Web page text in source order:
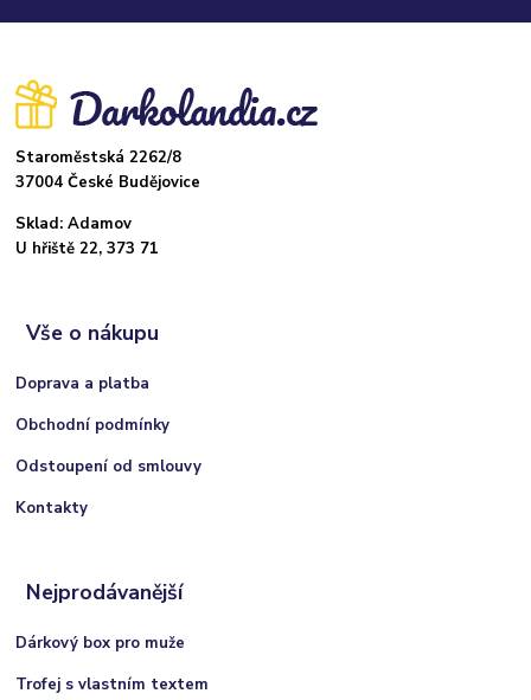
Staroměstská 2262/8
37004 České Budějovice
Sklad: Adamov
U hřiště 22, 373 71
Vše o nákupu
Doprava a platba
Obchodní podmínky
Odstoupení od smlouvy
Kontakty
Nejprodávanější
Dárkový box pro muže
Trofej s vlastním textem